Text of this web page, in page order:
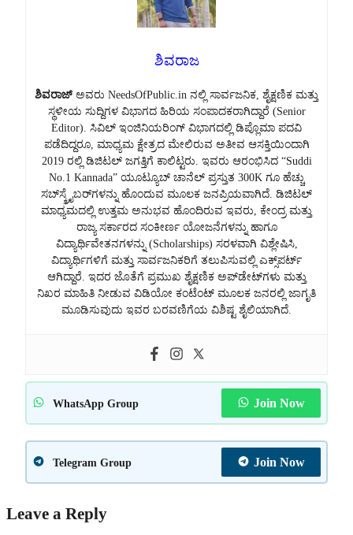
ಶಿವರಾಜ
ಶಿವರಾಜ್ಅವರು NeedsOfPublic.in ನಲ್ಲಿ ಸಾರ್ವಜನಿಕ, ಶೈಕ್ಷಣಿಕ ಮತ್ತು
ಸ್ಥಳೀಯ ಸುದ್ದಿಗಳ ವಿಭಾಗದ ಹಿರಿಯ ಸಂಪಾದಕರಾಗಿದ್ದಾರೆ (Senior
Editor). ಸಿವಿಲ್ ಇಂಜಿನಿಯರಿಂಗ್ ವಿಭಾಗದಲ್ಲಿ ಡಿಪ್ಲೊಮಾ ಪದವಿ
ಪಡೆದಿದ್ದರೂ, ಮಾಧ್ಯಮ ಕ್ಷೇತ್ರದ ಮೇಲಿರುವ ಅತೀವ ಆಸಕ್ತಿಯಿಂದಾಗಿ
2019 ರಲ್ಲಿ ಡಿಜಿಟಲ್ ಜಗತ್ತಿಗೆ ಕಾಲಿಟ್ಟರು. ಇವರು ಆರಂಭಿಸಿದ “Suddi
No.1 Kannada” ಯೂಟ್ಯೂಬ್ ಚಾನೆಲ್ ಪ್ರಸ್ತುತ 300K ಗೂ ಹೆಚ್ಚು
ಸಬ್‌ಸ್ಕ್ರೈಬರ್‌ಗಳನ್ನು ಹೊಂದುವ ಮೂಲಕ ಜನಪ್ರಿಯವಾಗಿದೆ. ಡಿಜಿಟಲ್
ಮಾಧ್ಯಮದಲ್ಲಿ ಉತ್ತಮ ಅನುಭವ ಹೊಂದಿರುವ ಇವರು, ಕೇಂದ್ರ ಮತ್ತು
ರಾಜ್ಯ ಸರ್ಕಾರದ ಸಂಕೀರ್ಣ ಯೋಜನೆಗಳನ್ನು ಹಾಗೂ
ವಿದ್ಯಾರ್ಥಿವೇತನಗಳನ್ನು (Scholarships) ಸರಳವಾಗಿ ವಿಶ್ಲೇಷಿಸಿ,
ವಿದ್ಯಾರ್ಥಿಗಳಿಗೆ ಮತ್ತು ಸಾರ್ವಜನಿಕರಿಗೆ ತಲುಪಿಸುವಲ್ಲಿ ಎಕ್ಸ್‌ಪರ್ಟ್
ಆಗಿದ್ದಾರೆ. ಇದರ ಜೊತೆಗೆ ಪ್ರಮುಖ ಶೈಕ್ಷಣಿಕ ಅಪ್‌ಡೇಟ್‌ಗಳು ಮತ್ತು
ನಿಖರ ಮಾಹಿತಿ ನೀಡುವ ವಿಡಿಯೋ ಕಂಟೆಂಟ್ ಮೂಲಕ ಜನರಲ್ಲಿ ಜಾಗೃತಿ
ಮೂಡಿಸುವುದು ಇವರ ಬರವಣಿಗೆಯ ವಿಶಿಷ್ಟ ಶೈಲಿಯಾಗಿದೆ.
WhatsApp Group Join Now
Telegram Group Join Now
Leave a Reply